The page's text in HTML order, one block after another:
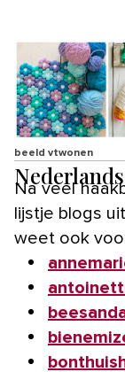
beeld vtwonen
Na veel haakblogs te hebben gezien werd dit
lijstje blogs
weet ook